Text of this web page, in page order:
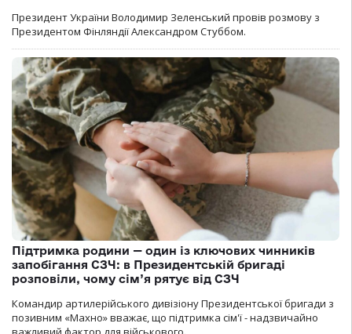
Президент України Володимир Зеленський провів розмову з
Президентом Фінляндії Александром Стуббом.
Підтримка родини — один із ключових чинників
запобігання СЗЧ: в Президентській бригаді
розповіли, чому сім’я рятує від СЗЧ
Командир артилерійського дивізіону Президентської бригади з
позивним «Махно» вважає, що підтримка сім'ї - надзвичайно